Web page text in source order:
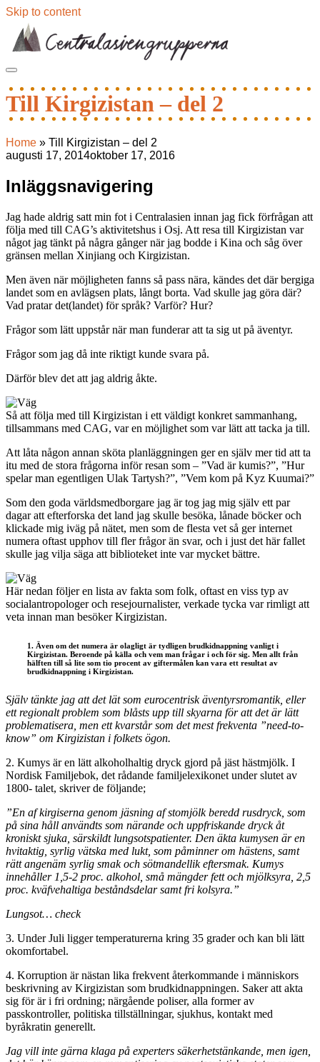
Skip to content
Till Kirgizistan – del 2
Home » Till Kirgizistan – del 2
augusti 17, 2014oktober 17, 2016
Inläggsnavigering
Jag hade aldrig satt min fot i Centralasien innan jag fick förfrågan att
följa med till CAG’s aktivitetshus i Osj. Att resa till Kirgizistan var
något jag tänkt på några gånger när jag bodde i Kina och såg över
gränsen mellan Xinjiang och Kirgizistan.
Men även när möjligheten fanns så pass nära, kändes det där bergiga
landet som en avlägsen plats, långt borta. Vad skulle jag göra där?
Vad pratar det(landet) för språk? Varför? Hur?
Frågor som lätt uppstår när man funderar att ta sig ut på äventyr.
Frågor som jag då inte riktigt kunde svara på.
Därför blev det att jag aldrig åkte.
Så att följa med till Kirgizistan i ett väldigt konkret sammanhang,
tillsammans med CAG, var en möjlighet som var lätt att tacka ja till.
Att låta någon annan sköta planläggningen ger en själv mer tid att ta
itu med de stora frågorna inför resan som – ”Vad är kumis?”, ”Hur
spelar man egentligen Ulak Tartysh?”, ”Vem kom på Kyz Kuumai?”
Som den goda världsmedborgare jag är tog jag mig själv ett par
dagar att efterforska det land jag skulle besöka, lånade böcker och
klickade mig iväg på nätet, men som de flesta vet så ger internet
numera oftast upphov till fler frågor än svar, och i just det här fallet
skulle jag vilja säga att biblioteket inte var mycket bättre.
Här nedan följer en lista av fakta som folk, oftast en viss typ av
socialantropologer och resejournalister, verkade tycka var rimligt att
veta innan man besöker Kirgizistan.
1. Även om det numera är olagligt är tydligen brudkidnappning vanligt i
Kirgizistan. Beroende på källa och vem man frågar i och för sig. Men allt från
hälften till så lite som tio procent av giftermålen kan vara ett resultat av
brudkidnappning i Kirgizistan.
Själv tänkte jag att det lät som eurocentrisk äventyrsromantik, eller
ett regionalt problem som blåsts upp till skyarna för att det är lätt
problematisera, men ett kvarstår som det mest frekventa ”need-to-
know” om Kirgizistan i folkets ögon.
2. Kumys är en lätt alkoholhaltig dryck gjord på jäst hästmjölk. I
Nordisk Familjebok, det rådande familjelexikonet under slutet av
1800- talet, skriver de följande;
”En af kirgiserna genom jäsning af stomjölk beredd rusdryck, som
på sina håll användts som närande och uppfriskande dryck åt
kroniskt sjuka, särskildt lungsotspatienter. Den äkta kumysen är en
hvitaktig, syrlig vätska med lukt, som påminner om hästens, samt
rätt angenäm syrlig smak och sötmandellik eftersmak. Kumys
innehåller 1,5-2 proc. alkohol, små mängder fett och mjölksyra, 2,5
proc. kväfvehaltiga beståndsdelar samt fri kolsyra.”
Lungsot… check
3. Under Juli ligger temperaturerna kring 35 grader och kan bli lätt
okomfortabel.
4. Korruption är nästan lika frekvent återkommande i människors
beskrivning av Kirgizistan som brudkidnappningen. Saker att akta
sig för är i fri ordning; närgående poliser, alla former av
passkontroller, politiska tillställningar, sjukhus, kontakt med
byråkratin generellt.
Jag vill inte gärna klaga på experters säkerhetstänkande, men igen,